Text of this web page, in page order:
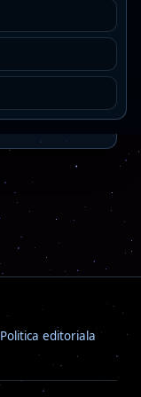
Live
Politica editoriala